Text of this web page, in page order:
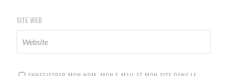
SITE WEB